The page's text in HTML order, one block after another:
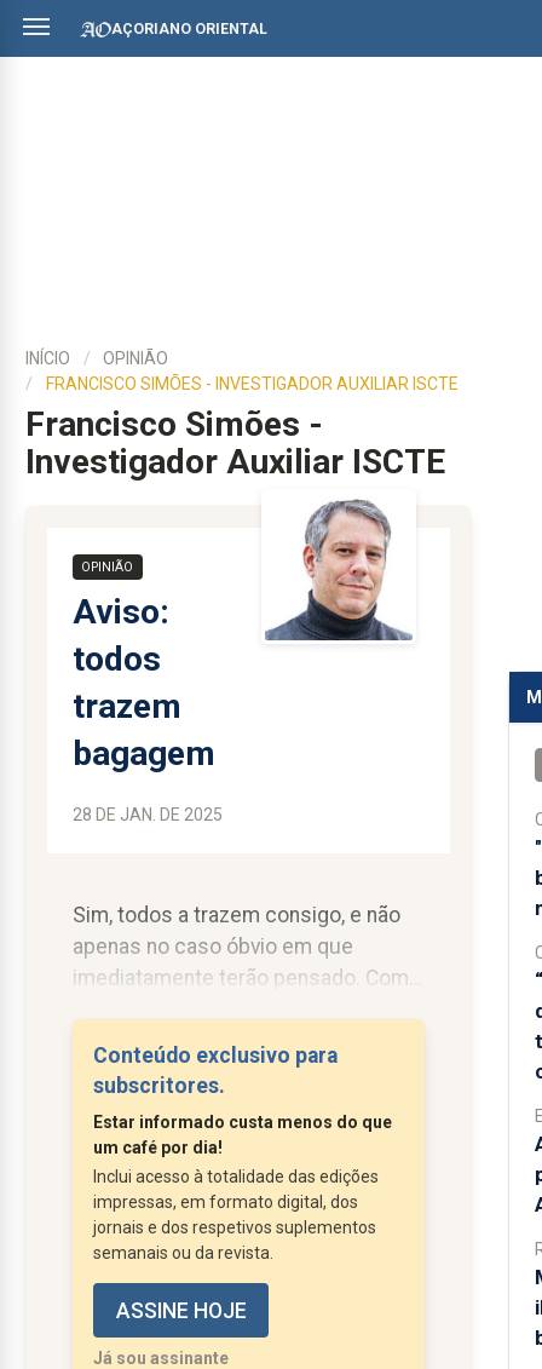
AÇORIANO ORIENTAL
INÍCIO
OPINIÃO
FRANCISCO SIMÕES - INVESTIGADOR AUXILIAR ISCTE
Francisco Simões -
Investigador Auxiliar ISCTE
OPINIÃO
Aviso:
todos
trazem
bagagem
28 DE JAN. DE 2025
Sim, todos a trazem consigo, e não
apenas no caso óbvio em que
imediatamente terão pensado. Com
que os detentores de cargos
públicos acumulem bagagem e logo
bagagem pesada e fora do formato
que, no fim do dia, só sobrecarrega a
democracia. Vamos a alguns
exemplos....
Conteúdo exclusivo para
subscritores.
Estar informado custa menos do que
um café por dia!
Inclui acesso à totalidade das edições
impressas, em formato digital, dos
jornais e dos respetivos suplementos
semanais ou da revista.
ASSINE HOJE
Já sou assinante